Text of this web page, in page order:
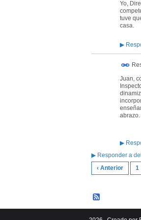
Yo,
tuve
casa.
▶
Juan,
abrazo.
▶
▶ Responder a
‹ Anterior
1